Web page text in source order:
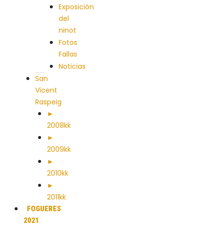
Exposición
del
ninot
Fotos
Fallas
Noticias
San
Vicent
Raspeig
►
2008kk
►
2009kk
►
2010kk
►
2011kk
FOGUERES
2021